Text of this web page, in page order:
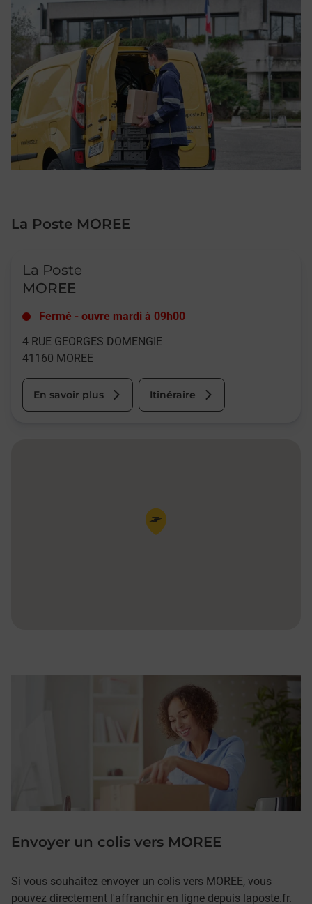
La Poste MOREE
La Poste
MOREE
Fermé - ouvre mardi à 09h00
4 RUE GEORGES DOMENGIE
41160 MOREE
En savoir plus Itinéraire
Pin de la carte
Envoyer un colis vers MOREE
Si vous souhaitez envoyer un colis vers MOREE, vous
pouvez directement l'affranchir en ligne depuis laposte.fr.